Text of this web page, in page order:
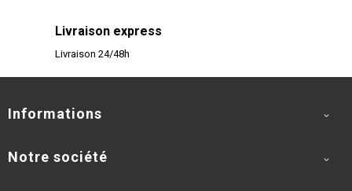
Livraison express
Livraison 24/48h
Informations 
Notre société 